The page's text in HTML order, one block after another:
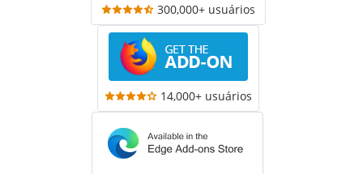
300,000+ usuários
14,000+ usuários